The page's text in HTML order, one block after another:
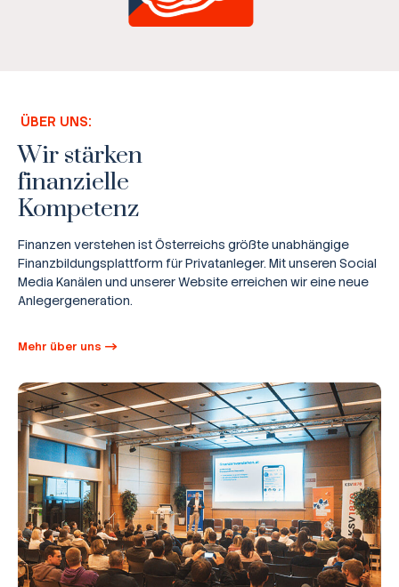
ÜBER UNS:
Wir stärken
finanzielle
Kompetenz
Finanzen verstehen ist Österreichs größte unabhängige
Finanzbildungsplattform für Privatanleger. Mit unseren Social
Media Kanälen und unserer Website erreichen wir eine neue
Anlegergeneration.
Mehr über uns